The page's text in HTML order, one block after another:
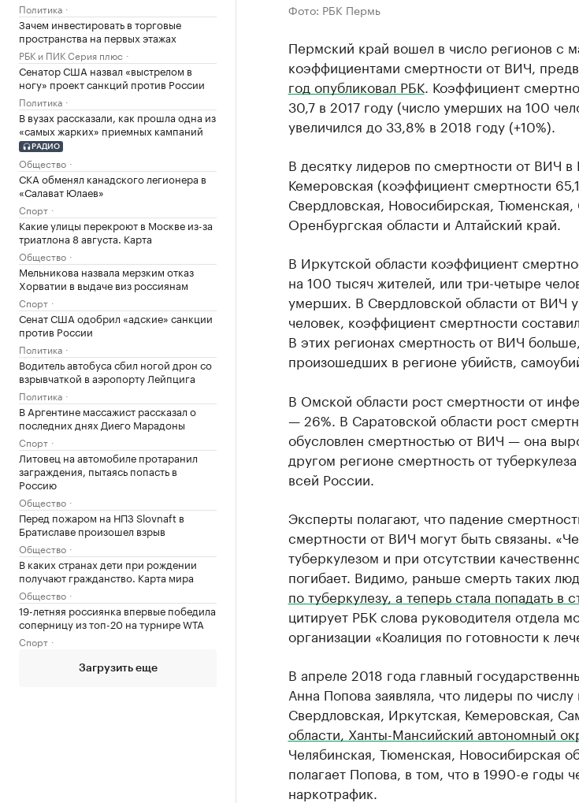
Политика
Зачем инвестировать в торговые
пространства на первых этажах
РБК и ПИК Серия плюс
Сенатор США назвал «выстрелом в
ногу» проект санкций против России
Политика
В вузах рассказали, как прошла одна из
«самых жарких» приемных кампаний
РАДИО
Общество
СКА обменял канадского легионера в
«Салават Юлаев»
Спорт
Какие улицы перекроют в Москве из-за
триатлона 8 августа. Карта
Общество
Мельникова назвала мерзким отказ
Хорватии в выдаче виз россиянам
Спорт
Сенат США одобрил «адские» санкции
против России
Политика
Водитель автобуса сбил ногой дрон со
взрывчаткой в аэропорту Лейпцига
Политика
В Аргентине массажист рассказал о
последних днях Диего Марадоны
Спорт
Литовец на автомобиле протаранил
заграждения, пытаясь попасть в
Россию
Общество
Перед пожаром на НПЗ Slovnaft в
Братиславе произошел взрыв
Общество
В каких странах дети при рождении
получают гражданство. Карта мира
Общество
19-летняя россиянка впервые победила
соперницу из топ-20 на турнире WTA
Спорт
Загрузить еще
Фото: РБК Пермь
Пермский край вошел в число регионов с
коэффициентами смертности от ВИЧ,
год опубликовал РБК. Коэффициент
30,7 в 2017 году (число умерших на 100
увеличился до 33,8% в 2018 году (+10%).
В десятку лидеров по смертности от ВИЧ
Кемеровская (коэффициент смертности
Свердловская, Новосибирская, Тюменская,
Оренбургская области и Алтайский край.
В Иркутской области коэффициент
на 100 тысяч жителей, или три-четыре
умерших. В Свердловской области от ВИЧ
человек, коэффициент смертности
В этих регионах смертность от ВИЧ
произошедших в регионе убийств,
В Омской области рост смертности от
— 26%. В Саратовской области рост
обусловлен смертностью от ВИЧ — она
другом регионе смертность от
всей России.
Эксперты полагают, что падение
смертности от ВИЧ могут быть связаны.
туберкулезом и при отсутствии
погибает. Видимо, раньше смерть таких
по туберкулезу, а теперь стала попадать в
цитирует РБК слова руководителя отдела
организации «Коалиция по готовности к
В апреле 2018 года главный
Анна Попова заявляла, что лидеры по
Свердловская, Иркутская, Кемеровская,
области, Ханты-Мансийский автономный
Челябинская, Тюменская, Новосибирская
полагает Попова, в том, что в 1990-е годы
наркотрафик.